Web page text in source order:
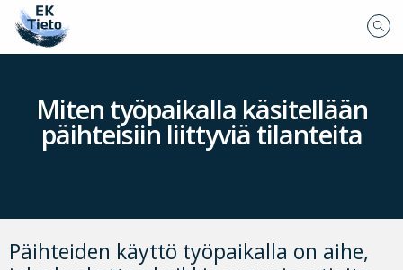
Miten työpaikalla käsitellään
päihteisiin liittyviä tilanteita
Päihteiden käyttö työpaikalla on aihe,